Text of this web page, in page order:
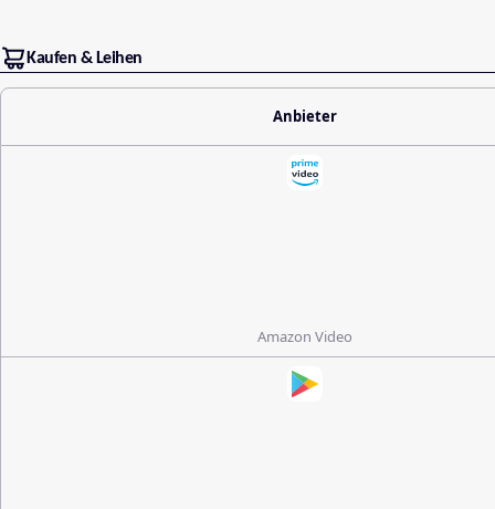
Kaufen & Leihen
Anbieter
Amazon Video